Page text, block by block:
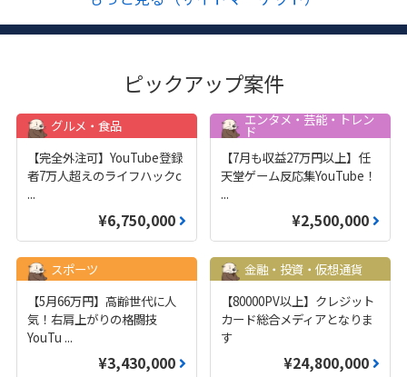
ピックアップ案件
グルメ・食品
【完全外注可】YouTube登録
者7万人超えのライフハックc
...
¥6,750,000
エンタメ・芸能・トレン
ド
【7月も収益27万円以上】任
天堂ゲーム反応集YouTube！
...
¥2,500,000
スポーツ
【5月66万円】高齢世代に人
気！右肩上がりの格闘技
YouTu ...
¥3,430,000
金融・投資・仮想通貨
【80000PV以上】クレジット
カード総合メディアとなりま
す
¥24,800,000